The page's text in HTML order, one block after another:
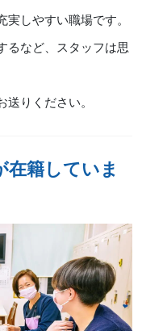
しやすい職場です。
るなど、スタッフは思
りください。